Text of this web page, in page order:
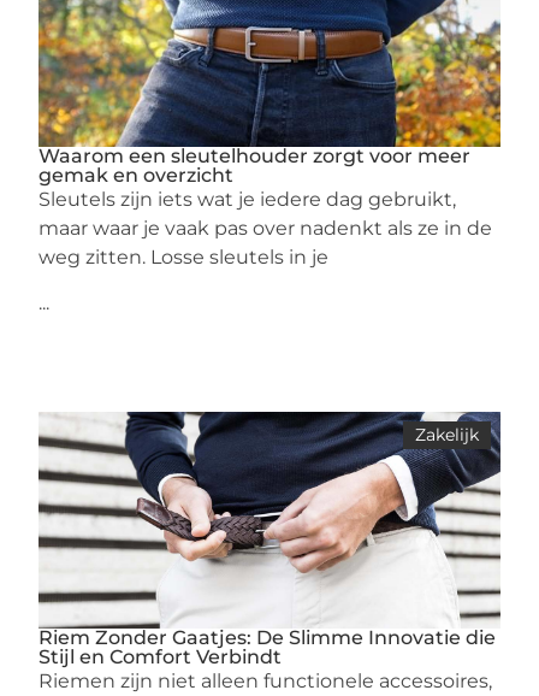
Waarom een sleutelhouder zorgt voor meer
gemak en overzicht
Sleutels zijn iets wat je iedere dag gebruikt,
maar waar je vaak pas over nadenkt als ze in de
weg zitten. Losse sleutels in je
...
Zakelijk
Riem Zonder Gaatjes: De Slimme Innovatie die
Stijl en Comfort Verbindt
Riemen zijn niet alleen functionele accessoires,